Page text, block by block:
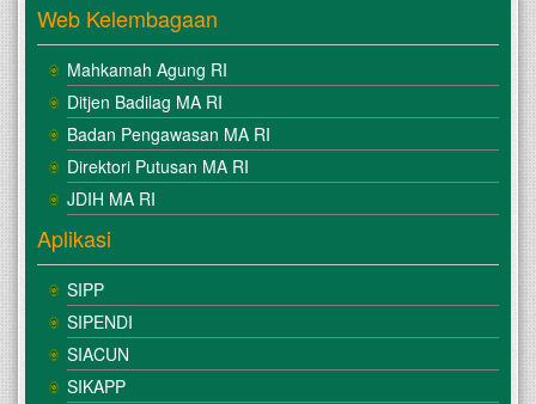
Web Kelembagaan
Mahkamah Agung RI
Ditjen Badilag MA RI
Badan Pengawasan MA RI
Direktori Putusan MA RI
JDIH MA RI
Aplikasi
SIPP
SIPENDI
SIACUN
SIKAPP